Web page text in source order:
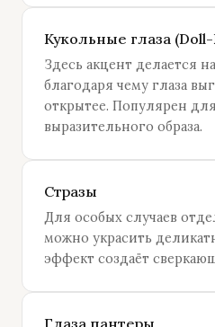
Кукольные глаза
Здесь акцент делается
благодаря чему глаза
открытее. Популярен
выразительного образа.
Стразы
Для особых случаев
можно украсить
эффект создаёт